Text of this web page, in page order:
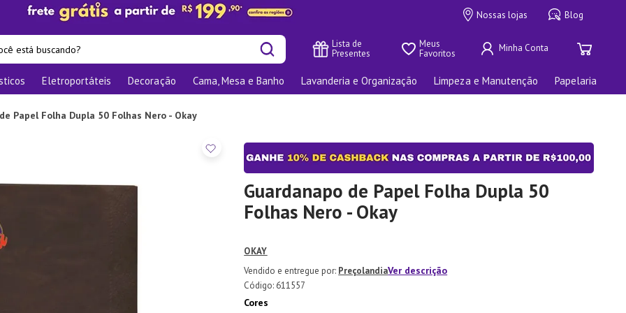
Nossas lojas Blog
está buscando?
Lista de
Presentes
Meus
Favoritos
Eletroportáteis Decoração Cama, Mesa e Banho Lavanderia e Organização Limpeza e Manutenção Papelaria
Papel Folha Dupla 50 Folhas Nero - Okay
Guardanapo de Papel Folha Dupla 50
Folhas Nero - Okay
OKAY
PreçolandiaVer descrição
: 611557
Cores
buscados